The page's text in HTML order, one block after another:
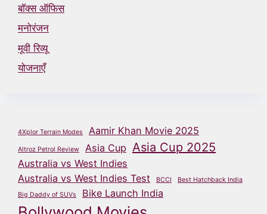
बॉक्स ऑफिस
मनोरंजन
मूवी रिव्यू
योजनाएँ
4Xplor Terrain Modes Aamir Khan Movie 2025
Altroz Petrol Review Asia Cup Asia Cup 2025
Australia vs West Indies
Australia vs West Indies Test
BCCI
Best Hatchback India
Big Daddy of SUVs
Bike Launch India